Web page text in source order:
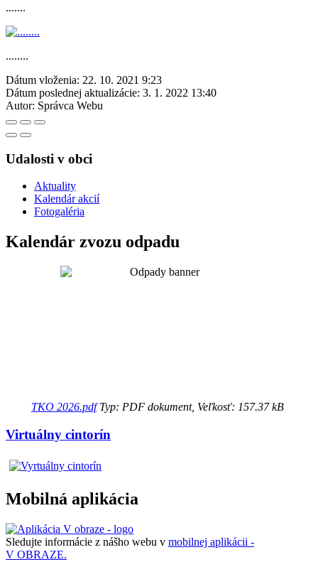
.......
........
Dátum vloženia: 22. 10. 2021 9:23
Dátum poslednej aktualizácie: 3. 1. 2022 13:40
Autor: Správca Webu
Udalosti v obci
Aktuality
Kalendár akcií
Fotogaléria
Kalendár zvozu odpadu
TKO 2026.pdfTyp: PDF dokument, Veľkosť: 157.37 kB
Virtuálny cintorín
Mobilná aplikácia
Sledujte informácie z nášho webu v mobilnej aplikácii -
V OBRAZE.